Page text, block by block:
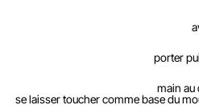
porter
main au
se laisser toucher comme base du